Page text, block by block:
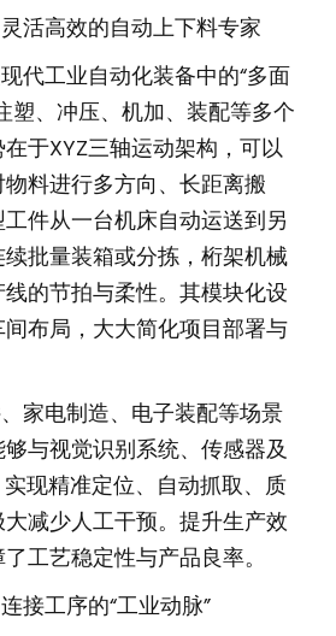
活高效的自动上下料专家
代工业自动化装备中的“多面
塑、冲压、机加、装配等多个
于XYZ三轴运动架构，可以
料进行多方向、长距离搬
件从一台机床自动运送到另
批量装箱或分拣，桁架机械
的节拍与柔性。其模块化设
布局，大大简化项目部署与
家电制造、电子装配等场景
与视觉识别系统、传感器及
实现精准定位、自动抓取、质
减少人工干预。提升生产效
工艺稳定性与产品良率。
接工序的“工业动脉”